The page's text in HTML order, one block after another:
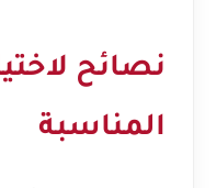
نصائح
المناسبة